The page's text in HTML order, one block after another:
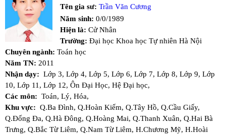
Tên gia sư: Trần Văn Cương
Năm sinh: 0/0/1989
Hiện là: Cử Nhân
Trường: Đại học Khoa học Tự nhiên Hà Nội
Chuyên ngành: Toán học
Năm TN: 2011
Nhận dạy: Lớp 3, Lớp 4, Lớp 5, Lớp 6, Lớp 7, Lớp 8, Lớp 9, Lớp
10, Lớp 11, Lớp 12, Ôn Đại Học, Hệ Đại học,
Các môn: Toán, Lý, Hóa,
Khu vực: Q.Ba Đình, Q.Hoàn Kiếm, Q.Tây Hồ, Q.Cầu Giấy,
Q.Đống Đa, Q.Hà Đông, Q.Hoàng Mai, Q.Thanh Xuân, Q.Hai Bà
Trưng, Q.Bắc Từ Liêm, Q.Nam Từ Liêm, H.Chương Mỹ, H.Hoài